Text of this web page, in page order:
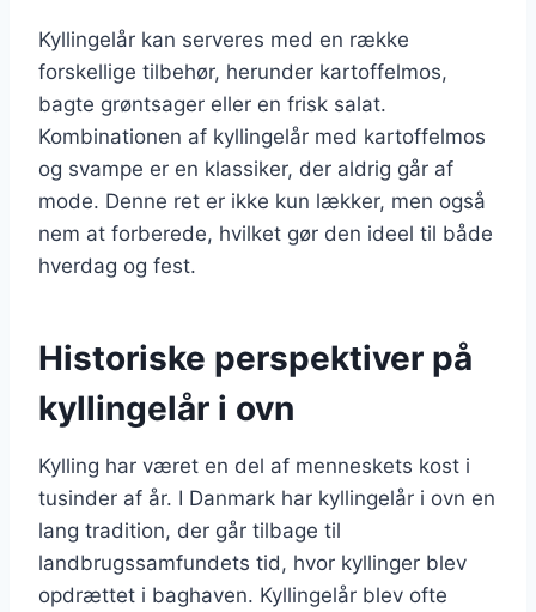
Kyllingelår kan serveres med en række
forskellige tilbehør, herunder kartoffelmos,
bagte grøntsager eller en frisk salat.
Kombinationen af kyllingelår med kartoffelmos
og svampe er en klassiker, der aldrig går af
mode. Denne ret er ikke kun lækker, men også
nem at forberede, hvilket gør den ideel til både
hverdag og fest.
Historiske perspektiver på
kyllingelår i ovn
Kylling har været en del af menneskets kost i
tusinder af år. I Danmark har kyllingelår i ovn en
lang tradition, der går tilbage til
landbrugssamfundets tid, hvor kyllinger blev
opdrættet i baghaven. Kyllingelår blev ofte